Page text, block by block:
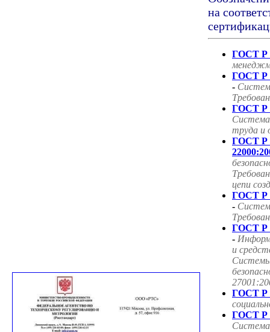
на
ГОСТ Р
ГОСТ Р
-
ГОСТ Р
труда и
ГОСТ
цепи
ГОСТ Р
-
ГОСТ Р
-
и
ГОСТ Р
ГОСТ Р